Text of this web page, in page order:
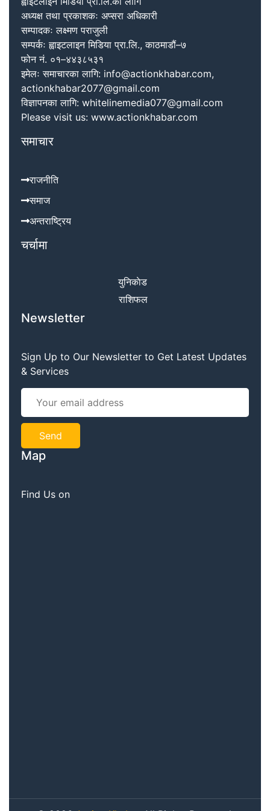
अध्यक्ष तथा प्रकाशकः अप्सरा अधिकारी
सम्पादकः लक्ष्मण पराजुली
सम्पर्कः ह्वाइटलाइन मिडिया प्रा.लि., काठमाडौं–७
फोन नं. ०१–४४३८५३१
इमेलः समाचारका लागि: info@actionkhabar.com,
actionkhabar2077@gmail.com
विज्ञापनका लागि: whitelinemedia077@gmail.com
Please visit us: www.actionkhabar.com
समाचार
राजनीति
समाज
अन्तराष्ट्रिय
चर्चामा
युनिकाेड
राशिफल
Newsletter
Sign Up to Our Newsletter to Get Latest Updates
& Services
Map
Find Us on